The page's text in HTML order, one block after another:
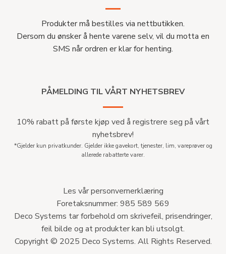
Produkter må bestilles via nettbutikken.
Dersom du ønsker å hente varene selv, vil du motta en
SMS når ordren er klar for henting.
PÅMELDING TIL VÅRT NYHETSBREV
10% rabatt på første kjøp ved å registrere seg på vårt
nyhetsbrev!
*Gjelder kun privatkunder. Gjelder ikke gavekort, tjenester, lim, vareprøver og
allerede rabatterte varer.
Les vår personvernerklæring
Foretaksnummer: 985 589 569
Deco Systems tar forbehold om skrivefeil, prisendringer,
feil bilde og at produkter kan bli utsolgt.
Copyright © 2025 Deco Systems. All Rights Reserved.